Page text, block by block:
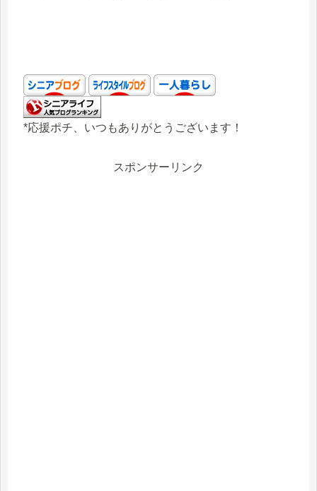
*応援ポチ、いつもありがとうございます！
スポンサーリンク